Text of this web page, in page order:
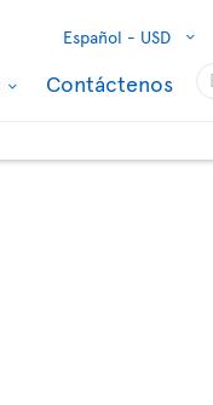
Español - USD
Contáctenos